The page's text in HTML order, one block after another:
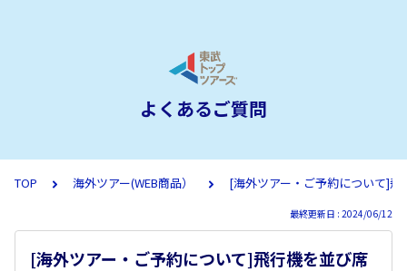
よくあるご質問
TOP 海外ツアー(WEB商品） [海外ツアー・ご予約について]
最終更新日 : 2024/06/12
[海外ツアー・ご予約について]飛行機を並び席